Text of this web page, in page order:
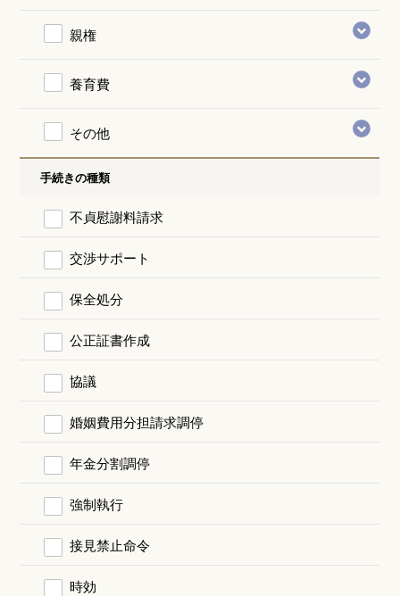
親権
養育費
その他
手続きの種類
不貞慰謝料請求
交渉サポート
保全処分
公正証書作成
協議
婚姻費用分担請求調停
年金分割調停
強制執行
接見禁止命令
時効